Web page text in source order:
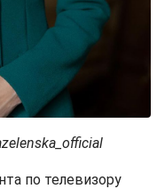
по телевизору